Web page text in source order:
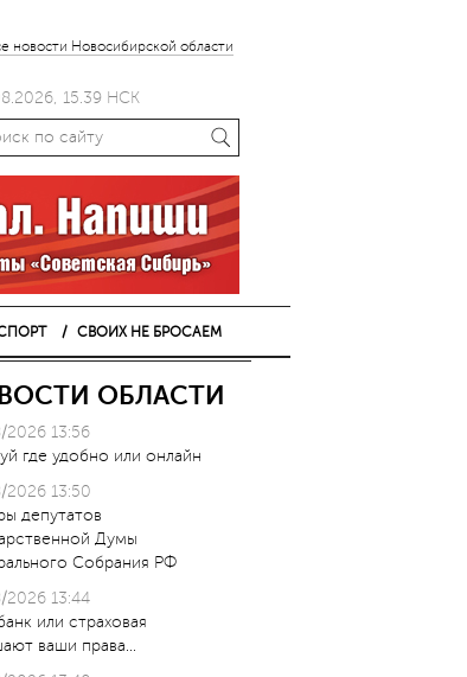
новости Новосибирской области
15.39 НСК
СВОИХ НЕ БРОСАЕМ
ОБЛАСТИ
2026 13:56
где удобно или онлайн
2026 13:50
депутатов
Думы
Собрания РФ
2026 13:44
или страховая
ваши права…